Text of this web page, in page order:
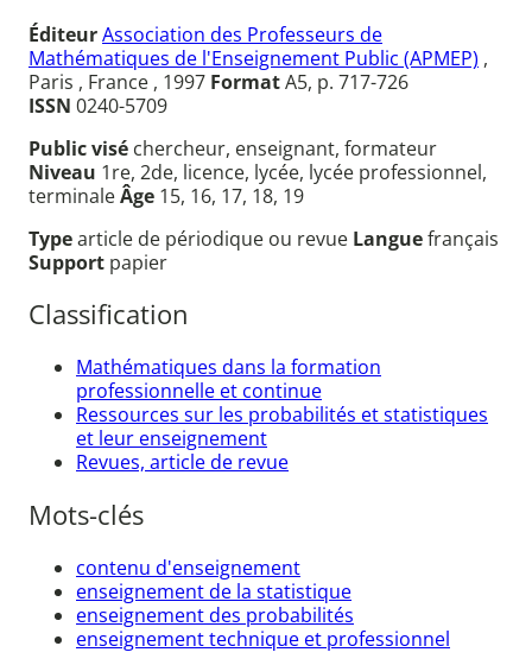
ÉditeurAssociation des Professeurs de
Mathématiques de l'Enseignement Public (APMEP) ,
Paris , France , 1997 FormatA5, p. 717-726
ISSN 0240-5709
Public visé chercheur, enseignant, formateur
Niveau 1re, 2de, licence, lycée, lycée professionnel,
terminaleÂge 15, 16, 17, 18, 19
Typearticle de périodique ou revue Languefrançais
Support papier
Classification
Mathématiques dans la formation
professionnelle et continue
Ressources sur les probabilités et statistiques
et leur enseignement
Revues, article de revue
Mots-clés
contenu d'enseignement
enseignement de la statistique
enseignement des probabilités
enseignement technique et professionnel